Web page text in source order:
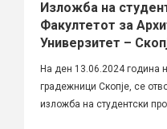
Изложба на
Факултетот за
Универзитет –
На ден 13.06.2024 година
градежници Скопје, се
изложба на студентски